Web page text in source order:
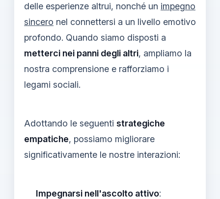
delle esperienze altrui, nonché un impegno
sincero nel connettersi a un livello emotivo
profondo. Quando siamo disposti a
metterci nei panni degli altri, ampliamo la
nostra comprensione e rafforziamo i
legami sociali.
Adottando le seguenti strategiche
empatiche, possiamo migliorare
significativamente le nostre interazioni:
Impegnarsi nell'ascolto attivo: